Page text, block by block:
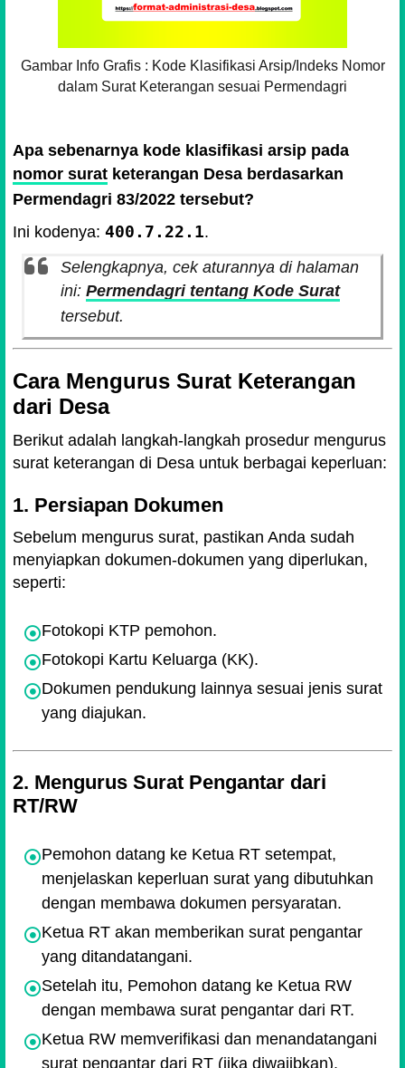
Gambar Info Grafis : Kode Klasifikasi Arsip/Indeks Nomor
dalam Surat Keterangan sesuai Permendagri
Apa sebenarnya kode klasifikasi arsip pada
nomor surat keterangan Desa berdasarkan
Permendagri 83/2022 tersebut?
Ini kodenya: 400.7.22.1.
Selengkapnya, cek aturannya di halaman
ini: Permendagri tentang Kode Surat
tersebut.
Cara Mengurus Surat Keterangan
dari Desa
Berikut adalah langkah-langkah prosedur mengurus
surat keterangan di Desa untuk berbagai keperluan:
1. Persiapan Dokumen
Sebelum mengurus surat, pastikan Anda sudah
menyiapkan dokumen-dokumen yang diperlukan,
seperti:
Fotokopi KTP pemohon.
Fotokopi Kartu Keluarga (KK).
Dokumen pendukung lainnya sesuai jenis surat
yang diajukan.
2. Mengurus Surat Pengantar dari
RT/RW
Pemohon datang ke Ketua RT setempat,
menjelaskan keperluan surat yang dibutuhkan
dengan membawa dokumen persyaratan.
Ketua RT akan memberikan surat pengantar
yang ditandatangani.
Setelah itu, Pemohon datang ke Ketua RW
dengan membawa surat pengantar dari RT.
Ketua RW memverifikasi dan menandatangani
surat pengantar dari RT (jika diwajibkan).